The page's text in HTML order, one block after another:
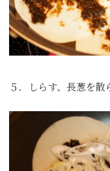
５．しらす、長葱を散